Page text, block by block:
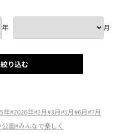
年 月
絞り込む
年#2026年#2月#3月#5月#6月#7月
園#みんなで楽しく